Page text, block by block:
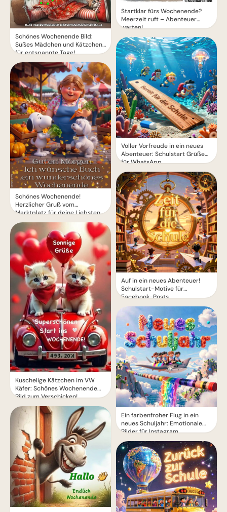
Schönes Wochenende Bild:
Süßes Mädchen und Kätzchen
für entspannte Tage!
Schönes Wochenende!
Herzlicher Gruß vom
Marktplatz für deine Liebsten
Kuschelige Kätzchen im VW
Käfer: Schönes Wochenende
Bild zum Verschicken!
Startklar fürs Wochenende?
Meerzeit ruft – Abenteuer
warten!
Voller Vorfreude in ein neues
Abenteuer: Schulstart Grüße
für WhatsApp
Auf in ein neues Abenteuer!
Schulstart-Motive für
Facebook-Posts
Ein farbenfroher Flug in ein
neues Schuljahr: Emotionale
Bilder für Instagram